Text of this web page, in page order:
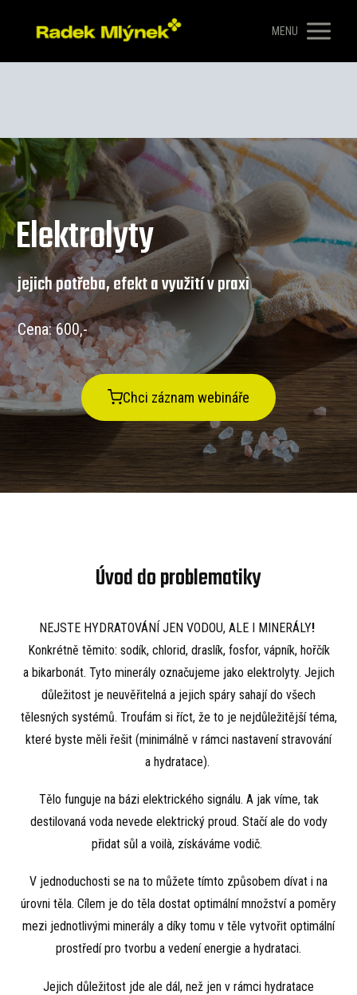
MENU
Elektrolyty
jejich potřeba, efekt a využití v praxi
Cena: 600,-
Chci záznam webináře
Úvod do problematiky
NEJSTE HYDRATOVÁNÍ JEN VODOU, ALE I MINERÁLY!
Konkrétně těmito: sodík, chlorid, draslík, fosfor, vápník, hořčík
a bikarbonát. Tyto minerály označujeme jako elektrolyty. Jejich
důležitost je neuvěřitelná a jejich spáry sahají do všech
tělesných systémů. Troufám si říct, že to je nejdůležitější téma,
které byste měli řešit (minimálně v rámci nastavení stravování
a hydratace).
Tělo funguje na bázi elektrického signálu. A jak víme, tak
destilovaná voda nevede elektrický proud. Stačí ale do vody
přidat sůl a voilà, získáváme vodič.
V jednoduchosti se na to můžete tímto způsobem dívat i na
úrovni těla. Cílem je do těla dostat optimální množství a poměry
mezi jednotlivými minerály a díky tomu v těle vytvořit optimální
prostředí pro tvorbu a vedení energie a hydrataci.
Jejich důležitost jde ale dál, než jen v rámci hydratace